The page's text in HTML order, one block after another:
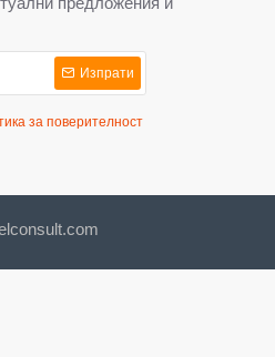
Изпрати
за поверителност